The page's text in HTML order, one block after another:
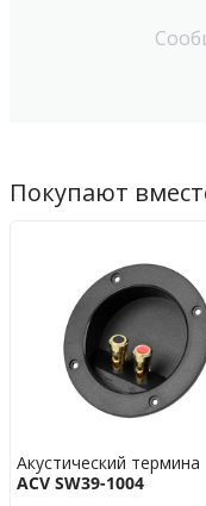
Покупают
Акустический термина
ACV SW39-1004